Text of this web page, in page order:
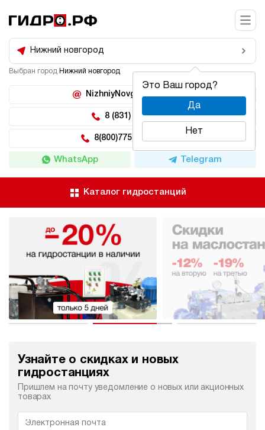
Нижний новгород
Это Ваш город?
Да
Нет
Выбран город Нижний новгород
NizhniyNovgorod@hidro.ru
8 (831) 266-47-71
8(800)775-04-62 доб 5
WhatsApp Telegram
Каталог гидростанций
Узнайте о скидках и новых
гидростанциях
Пришлем на почту уведомление о новых или акционных
товарах